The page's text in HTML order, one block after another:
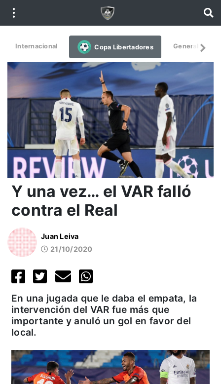
Internacional Copa Libertadores General
Y una vez… el VAR falló
contra el Real
Juan Leiva
21/10/2020
En una jugada que le daba el empata, la
intervención del VAR fue más que
importante y anuló un gol en favor del
local.